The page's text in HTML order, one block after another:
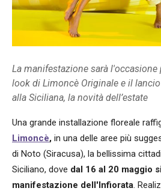
La manifestazione sarà l'occasione
look di Limoncè Originale e il
alla Siciliana, la novità dell’estate
Una grande installazione floreale
Limoncè, in una delle aree più
di Noto (Siracusa), la bellissima
Siciliano, dove dal 16 al 20 maggio
manifestazione dell'Infiorata.